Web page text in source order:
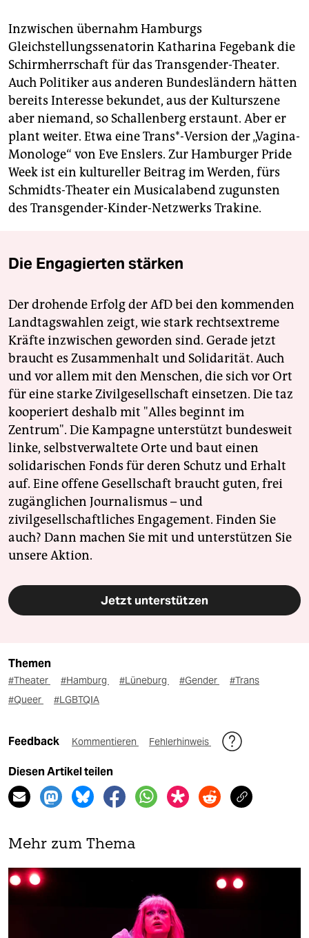
Inzwischen übernahm Hamburgs
Gleichstellungssenatorin Katharina Fegebank die
Schirmherrschaft für das Transgender-Theater.
Auch Politiker aus anderen Bundesländern hätten
bereits Interesse bekundet, aus der Kulturszene
aber niemand, so Schallenberg erstaunt. Aber er
plant weiter. Etwa eine Trans*-Version der „Vagina-
Monologe“ von Eve Enslers. Zur Hamburger Pride
Week ist ein kultureller Beitrag im Werden, fürs
Schmidts-Theater ein Musical­abend zugunsten
des Transgender-Kinder-Netzwerks Trakine.
Die Engagierten stärken
Der drohende Erfolg der AfD bei den kommenden
Landtagswahlen zeigt, wie stark rechtsextreme
Kräfte inzwischen geworden sind. Gerade jetzt
braucht es Zusammenhalt und Solidarität. Auch
und vor allem mit den Menschen, die sich vor Ort
für eine starke Zivilgesellschaft einsetzen. Die taz
kooperiert deshalb mit "Alles beginnt im
Zentrum". Die Kampagne unterstützt bundesweit
linke, selbstverwaltete Orte und baut einen
solidarischen Fonds für deren Schutz und Erhalt
auf. Eine offene Gesellschaft braucht guten, frei
zugänglichen Journalismus – und
zivilgesellschaftliches Engagement. Finden Sie
auch? Dann machen Sie mit und unterstützen Sie
unsere Aktion.
Jetzt unterstützen
Themen
#Theater #Hamburg #Lüneburg #Gender
#Trans
#Queer
#LGBTQIA
Feedback Kommentieren Fehlerhinweis
Diesen Artikel teilen
Mehr zum Thema